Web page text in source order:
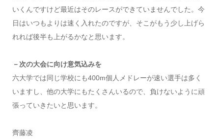
いくんですけど最近はそのレースができていませんでした。今
日はいつもよりは速く入れたのですが、そこがもう少し上げら
れれば後半も上がるかなと思います。
－次の大会に向け意気込みを
六大学では同じ学校にも400m個人メドレーが速い選手は多く
いますし、他の大学にもたくさんいるので、負けないように頑
張っていきたいと思います。
齊藤凌